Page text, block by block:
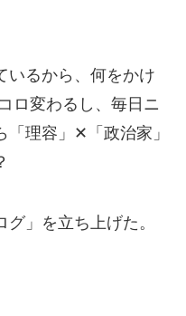
いるから、何をかけ
ロ変わるし、毎日ニ
「理容」✕「政治家」
」を立ち上げた。